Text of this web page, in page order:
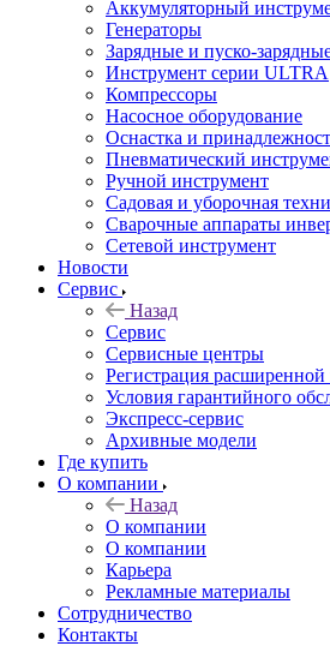
Аккумуляторный
Генераторы
Зарядные и пуско-
Инструмент серии ULTRA
Компрессоры
Насосное оборудование
Оснастка и
Пневматический
Ручной инструмент
Садовая и уборочная
Сварочные аппараты
Сетевой инструмент
Новости
Сервис
Назад
Сервис
Сервисные центры
Регистрация расширенной
Условия гарантийного
Экспресс-сервис
Архивные модели
Где купить
О компании
Назад
О компании
О компании
Карьера
Рекламные материалы
Сотрудничество
Контакты